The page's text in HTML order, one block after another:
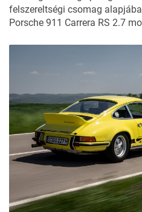
felszereltségi csomag
Porsche 911 Carrera RS 2.7